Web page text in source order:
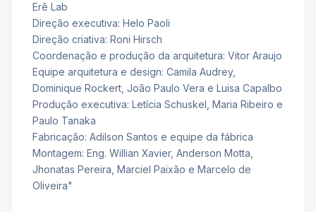
Erê Lab
Direção executiva: Helo Paoli
Direção criativa: Roni Hirsch
Coordenação e produção da arquitetura: Vitor Araujo
Equipe arquitetura e design: Camila Audrey,
Dominique Rockert, João Paulo Vera e Luisa Capalbo
Produção executiva: Letícia Schuskel, Maria Ribeiro e
Paulo Tanaka
Fabricação: Adilson Santos e equipe da fábrica
Montagem: Eng. Willian Xavier, Anderson Motta,
Jhonatas Pereira, Marciel Paixão e Marcelo de
Oliveira"